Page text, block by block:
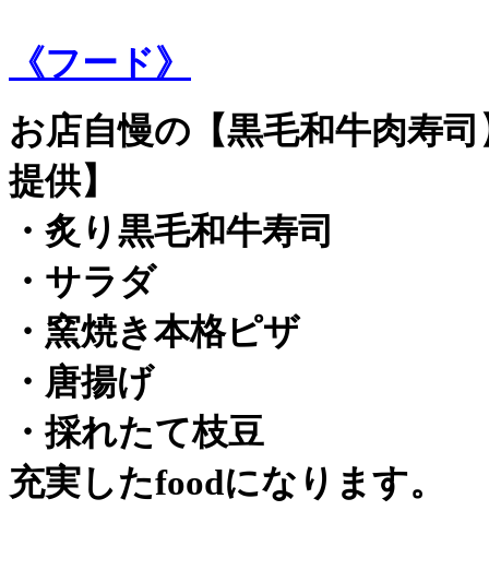
《フード》
お店自慢の【黒毛和牛肉寿
提供】
・炙り黒毛和牛寿司
・サラダ
・窯焼き本格ピザ
・唐揚げ
・採れたて枝豆
充実したfoodになります。